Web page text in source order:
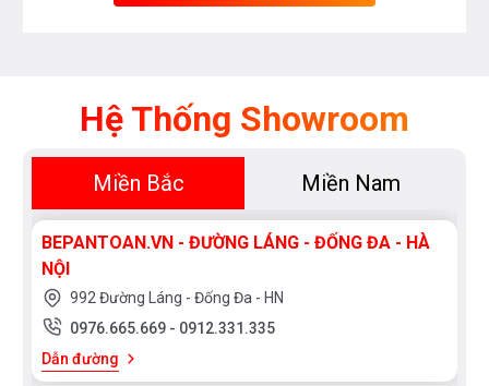
Hệ Thống Showroom
Miền Bắc Miền Nam
BEPANTOAN.VN - ĐƯỜNG LÁNG - ĐỐNG ĐA - HÀ
NỘI
992 Đường Láng - Đống Đa - HN
0976.665.669 - 0912.331.335
Dẫn đường